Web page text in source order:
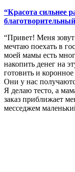
“Красота сильнее
“Привет! Меня
мечтаю поехать в
моей мамы есть
накопить денег на
готовить и
Они у нас
Я делаю тесто, а
заказ приближает
месседжем